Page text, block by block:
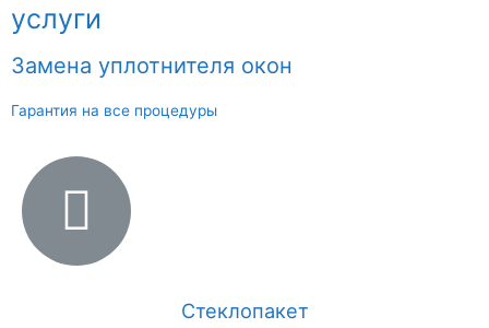
услуги
Замена уплотнителя окон
Гарантия на все процедуры
Стеклопакет